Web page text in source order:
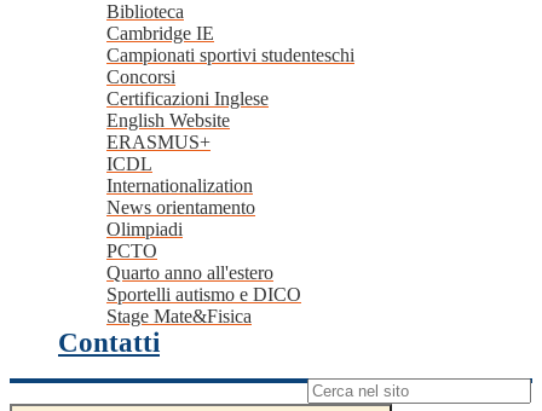
Biblioteca
Cambridge IE
Campionati sportivi studenteschi
Concorsi
Certificazioni Inglese
English Website
ERASMUS+
ICDL
Internationalization
News orientamento
Olimpiadi
PCTO
Quarto anno all'estero
Sportelli autismo e DICO
Stage Mate&Fisica
Contatti
Campo di ricerca per le pagine del sito